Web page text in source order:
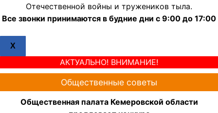
Отечественной войны и тружеников тыла.
Все звонки принимаются в будние дни с 9:00 до 17:00
X
АКТУАЛЬНО! ВНИМАНИЕ!
Общественные советы
Общественная палата Кемеровской области